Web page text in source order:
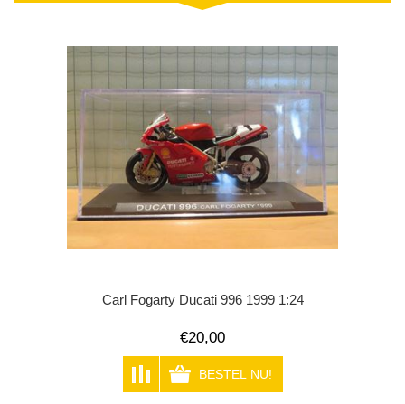
Carl Fogarty Ducati 996 1999 1:24
€20,00